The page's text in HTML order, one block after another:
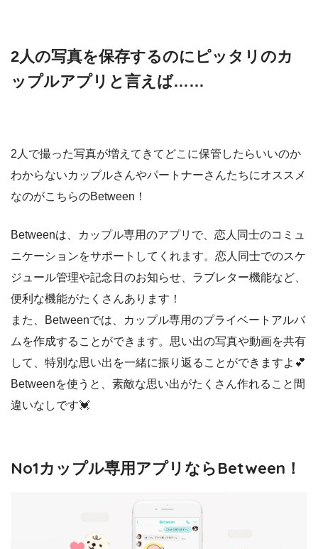
2人の写真を保存するのにピッタリのカ
ップルアプリと言えば……
2 人で撮った写真が増えてきてどこに保管したらいいのか
わからないカップルさんやパートナーさんたちにオススメ
なのがこちらのBetween ！
Betweenは、カップル専用のアプリで、恋人同士のコミュ
ニケーションをサポートしてくれます。恋人同士でのスケ
ジュール管理や記念日のお知らせ、ラブレター機能など、
便利な機能がたくさんあります！
また、Betweenでは、カップル専用のプライベートアルバ
ムを作成することができます。思い出の写真や動画を共有
して、特別な思い出を一緒に振り返ることができますよ💕
Betweenを使うと、素敵な思い出がたくさん作れること間
違いなしです💓
No1カップル専用アプリならBetween！